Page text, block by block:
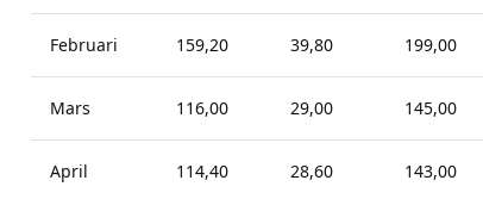
Februari 159,20 39,80 199,00
Mars 116,00 29,00 145,00
April 114,40 28,60 143,00